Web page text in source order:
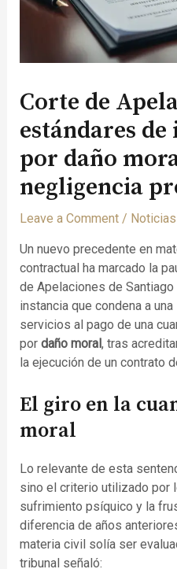
Corte de
estándares
por daño
negligencia
Leave a Comment / Noticias
Un nuevo precedente en
contractual ha marcado la
de Apelaciones de
instancia que condena a
servicios al pago de una
por daño moral, tras
la ejecución de un contrato
El giro en la
moral
Lo relevante de esta
sino el criterio utilizado por
sufrimiento psíquico y la
diferencia de años
materia civil solía ser
tribunal señaló: